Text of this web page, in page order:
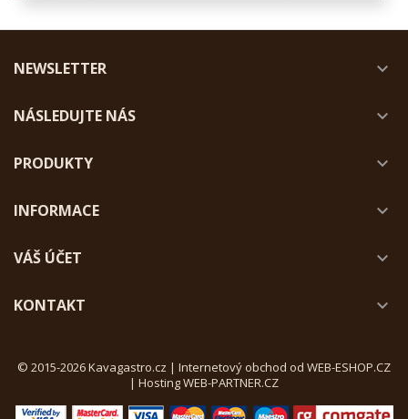
NEWSLETTER 
NÁSLEDUJTE NÁS 
PRODUKTY 
INFORMACE 
VÁŠ ÚČET 
KONTAKT 
© 2015-2026 Kavagastro.cz | Internetový obchod od WEB-ESHOP.CZ
| Hosting WEB-PARTNER.CZ